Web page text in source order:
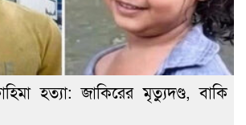
হত্যা: জাকিরের মৃত্যুদণ্ড, বাকি